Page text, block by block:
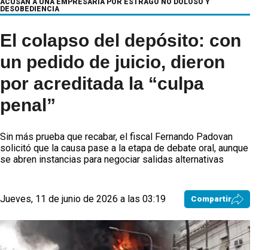
DESOBEDIENCIA
El colapso del depósito: con
un pedido de juicio, dieron
por acreditada la “culpa
penal”
Sin más prueba que recabar, el fiscal Fernando Padovan
solicitó que la causa pase a la etapa de debate oral, aunque
se abren instancias para negociar salidas alternativas
Jueves, 11 de junio de 2026 a las 03:19 Compartir